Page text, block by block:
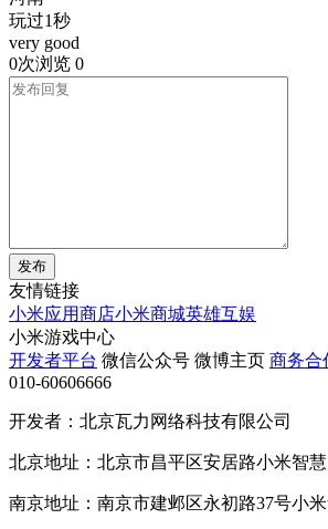
玩过1秒
very good
0次浏览 0
发布
友情链接
小米应用商店小米商城英雄互娱
小米游戏中心
开发者平台 微信公众号 微博主页 商务合
010-60606666
开发者：北京瓦力网络科技有限公司
北京地址：北京市昌平区安居路小米智
南京地址：南京市建邺区永初路37号小